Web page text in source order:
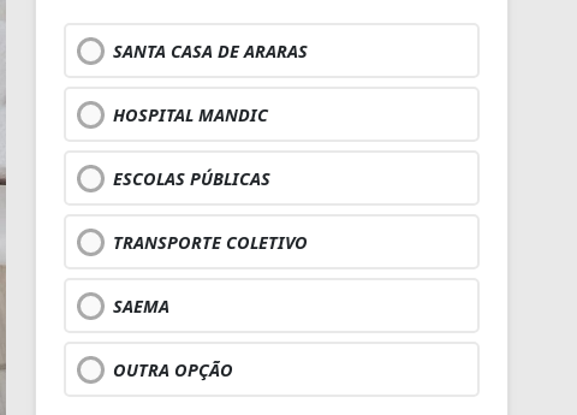
SANTA CASA DE ARARAS
HOSPITAL MANDIC
ESCOLAS PÚBLICAS
TRANSPORTE COLETIVO
SAEMA
OUTRA OPÇÃO